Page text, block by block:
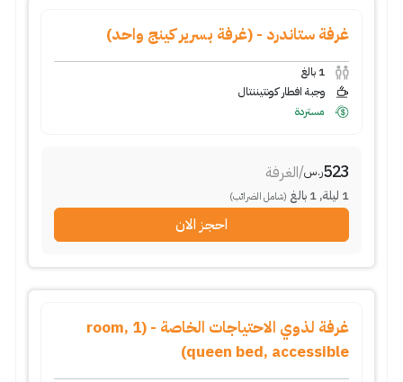
غرفة ستاندرد - (غرفة بسرير كينج واحد)
1 بالغ
وجبة افطار كونتيننتال
مستردة
523ر.س/الغرفة
1 ليلة,
1 بالغ (شامل الضرائب)
احجز الان
غرفة لذوي الاحتياجات الخاصة - (room, 1
queen bed, accessible)